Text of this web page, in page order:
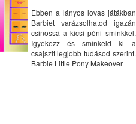
Ebben a lányos lovas játákban
Barbiet varázsolhatod igazán
csinossá a kicsi póni sminkkel.
Igyekezz és sminkeld ki a
csajszit legjobb tudásod szerint.
Barbie Little Pony Makeover